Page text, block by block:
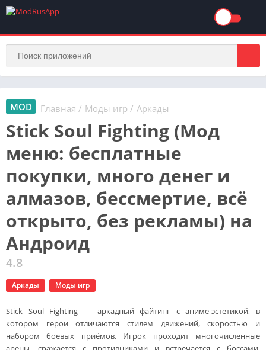
MOD Главная / Моды игр / Аркады
Stick Soul Fighting (Мод
меню: бесплатные
покупки, много денег и
алмазов, бессмертие, всё
открыто, без рекламы) на
Андроид
4.8
Аркады Моды игр
Stick Soul Fighting — аркадный файтинг с аниме-эстетикой, в
котором герои отличаются стилем движений, скоростью и
набором боевых приёмов. Игрок проходит многочисленные